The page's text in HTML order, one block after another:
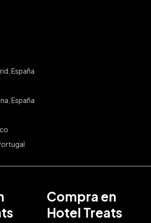
España
España
Compra en
Hotel Treats